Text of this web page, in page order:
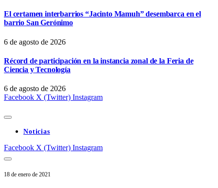
El certamen interbarrios “Jacinto Mamuh” desembarca en el
barrio San Gerónimo
6 de agosto de 2026
Récord de participación en la instancia zonal de la Feria de
Ciencia y Tecnología
6 de agosto de 2026
Facebook X (Twitter) Instagram
Noticias
Facebook X (Twitter) Instagram
18 de enero de 2021